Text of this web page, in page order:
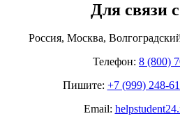
Для связи
Россия, Москва,
Телефон: 8 (800)
Пишите: +7 (999) 248-
Email: